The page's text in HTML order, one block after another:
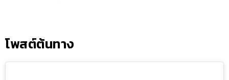
โพสต์ต้นทาง